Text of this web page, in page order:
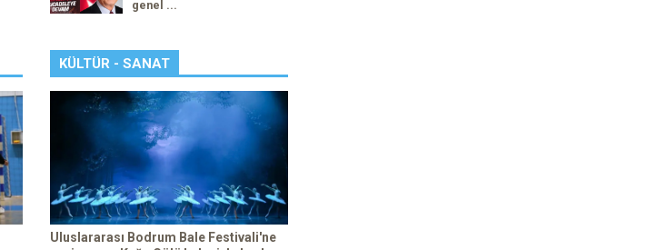
genel ...
KÜLTÜR - SANAT
Uluslararası Bodrum Bale Festivali'ne